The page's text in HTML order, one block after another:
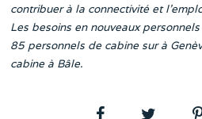
contribuer à la connectivité et
Les besoins en nouveaux
85 personnels de cabine sur à
cabine à Bâle.